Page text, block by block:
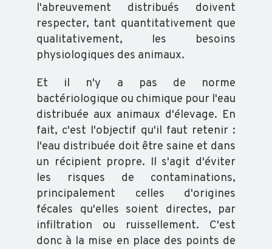
l'abreuvement distribués doivent
respecter, tant quantitativement que
qualitativement, les besoins
physiologiques des animaux.
Et il n'y a pas de norme
bactériologique ou chimique pour l'eau
distribuée aux animaux d'élevage. En
fait, c'est l'objectif qu'il faut retenir :
l'eau distribuée doit être saine et dans
un récipient propre. Il s'agit d'éviter
les risques de contaminations,
principalement celles d'origines
fécales qu'elles soient directes, par
infiltration ou ruissellement. C'est
donc à la mise en place des points de